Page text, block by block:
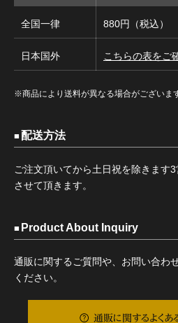
全国一律 880円（税込）
日本国外 こちらの表をご
※商品により送料が異なる場合がございま
配送方法
ご注文頂いてから土日祝を除きます
させて頂きます。
Product About Inquiry
通販に関するご質問や、お問い合わ
ください。
通販に関するよくあ